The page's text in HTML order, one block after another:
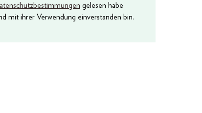
gelesen habe
mit ihrer Verwendung einverstanden bin.